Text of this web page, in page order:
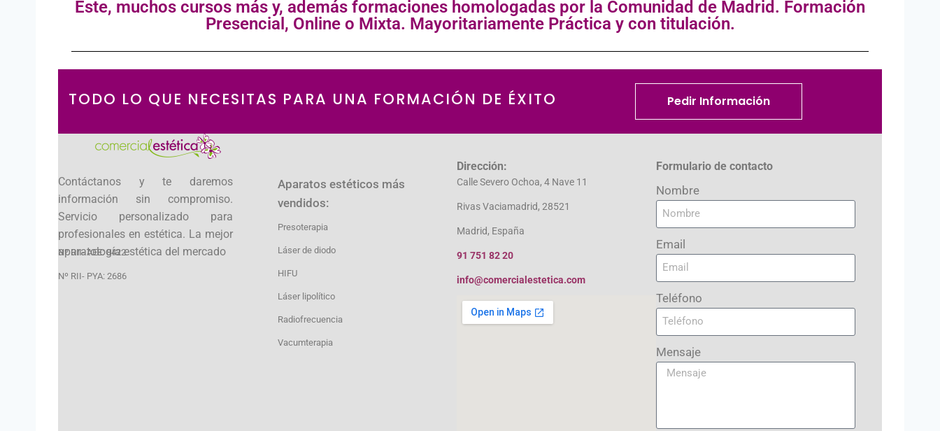
Este, muchos cursos más y, además formaciones homologadas por la Comunidad de Madrid. Formación
Presencial, Online o Mixta. Mayoritariamente Práctica y con titulación.
TODO LO QUE NECESITAS PARA UNA FORMACIÓN DE ÉXITO Pedir Información
Contáctanos y te daremos
información sin compromiso.
Servicio personalizado para
profesionales en estética. La mejor
aparatología estética del mercado
Nº RII- AEE: 8422
Nº RII- PYA: 2686
Aparatos estéticos más
vendidos:
Presoterapia
Láser de diodo
HIFU
Láser lipolítico
Radiofrecuencia
Vacumterapia
Dirección:
Calle Severo Ochoa, 4 Nave 11
Rivas Vaciamadrid, 28521
Madrid, España
91 751 82 20
info@comercialestetica.com
Formulario de contacto
Nombre
Email
Teléfono
Mensaje